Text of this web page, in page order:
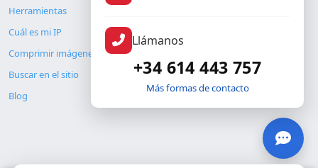
Herramientas
Cuál es mi IP
Comprimir imágenes
Buscar en el sitio
Blog
Llámanos
+34 614 443 757
Más formas de contacto